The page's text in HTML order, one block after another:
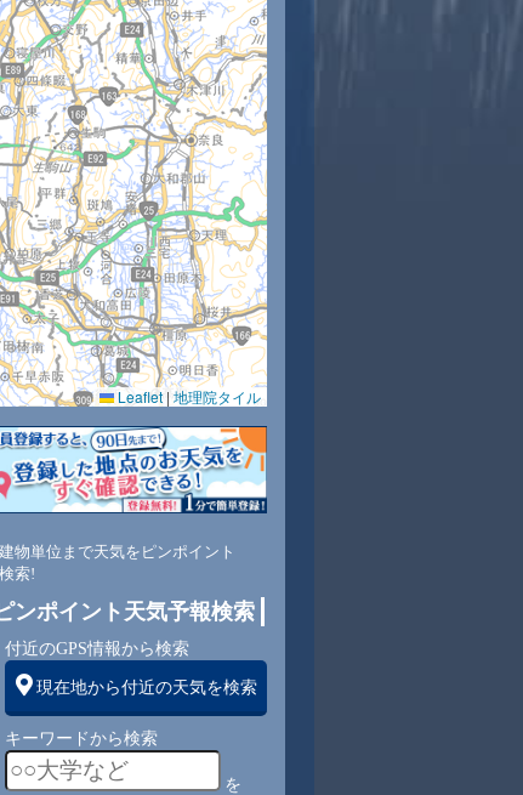
11時 12時 13時 14時
30 31 33 34
43 37 32 30
東南 南 南
1 1 1 2
Leaflet | 地理院タイル
建物単位まで天気をピンポイント
検索!
ンポイント天気予報検索
付近のGPS情報から検索
現在地から付近の天気を検索
キーワードから検索
を